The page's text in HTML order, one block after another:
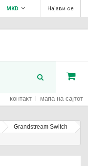
Најави се
MKD
контакт мапа на сајтот
Grandstream Switch